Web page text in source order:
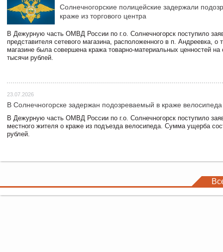
Солнечногорские полицейские задержали
краже из торгового центра
В Дежурную часть ОМВД России по г.о. Солнечногорск поступило
представителя сетевого магазина, расположенного в п. Андреевка, о
магазине была совершена кража товарно-материальных ценностей
тысячи рублей.
23.07.2026
В Солнечногорске задержан подозреваемый в краже велосипеда
В Дежурную часть ОМВД России по г.о. Солнечногорск поступило
местного жителя о краже из подъезда велосипеда. Сумма ущерба
рублей.